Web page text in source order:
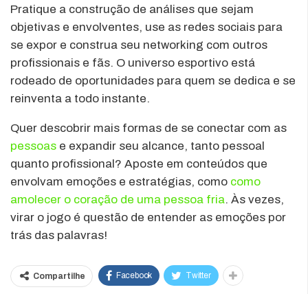
Pratique a construção de análises que sejam
objetivas e envolventes, use as redes sociais para
se expor e construa seu networking com outros
profissionais e fãs. O universo esportivo está
rodeado de oportunidades para quem se dedica e se
reinventa a todo instante.
Quer descobrir mais formas de se conectar com as
pessoas e expandir seu alcance, tanto pessoal
quanto profissional? Aposte em conteúdos que
envolvam emoções e estratégias, como como
amolecer o coração de uma pessoa fria. Às vezes,
virar o jogo é questão de entender as emoções por
trás das palavras!
Compartilhe Facebook Twitter